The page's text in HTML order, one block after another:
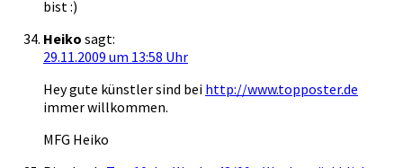
bist :)
Heiko sagt:
29.11.2009 um 13:58 Uhr
Hey gute künstler sind bei http://www.topposter.de
immer willkommen.
MFG Heiko